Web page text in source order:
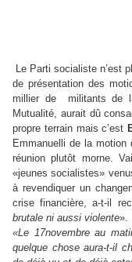
Le Parti socialiste n’est
de présentation des
millier de militants de
Mutualité, aurait dû
propre terrain mais c’est
Emmanuelli de la
réunion plutôt morne.
«jeunes socialistes»
à revendiquer un
crise financière, a-t-il
brutale ni aussi violente».
«Le 17­novembre au
quelque chose aura-t-il